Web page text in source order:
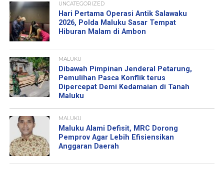
UNCATEGORIZED
Hari Pertama Operasi Antik Salawaku
2026, Polda Maluku Sasar Tempat
Hiburan Malam di Ambon
MALUKU
Dibawah Pimpinan Jenderal Petarung,
Pemulihan Pasca Konflik terus
Dipercepat Demi Kedamaian di Tanah
Maluku
MALUKU
Maluku Alami Defisit, MRC Dorong
Pemprov Agar Lebih Efisiensikan
Anggaran Daerah